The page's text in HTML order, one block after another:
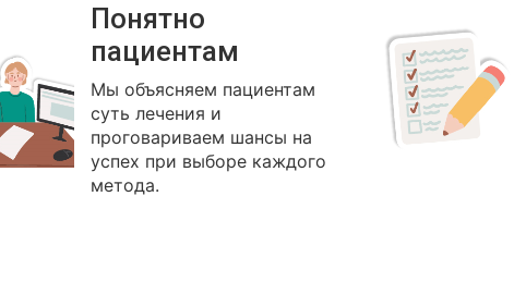
Понятно
пациентам
Мы объясняем пациентам
суть лечения и
проговариваем шансы на
успех при выборе каждого
метода.